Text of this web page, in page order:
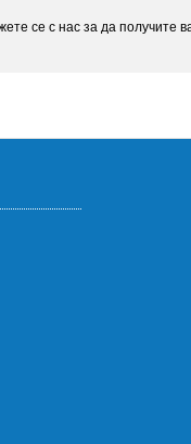
се с нас за да получите